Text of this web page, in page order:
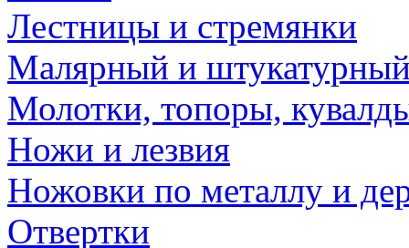
Лестницы и стремянки
Малярный и
Молотки, топоры,
Ножи и лезвия
Ножовки по металлу и
Отвертки